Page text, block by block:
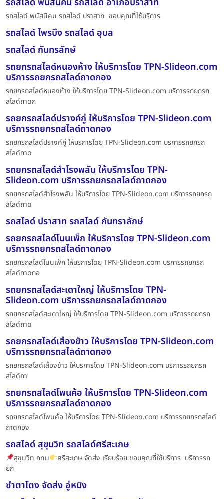
รถสไลด์ พนัสนิคม รถสไลด์ ปราสาท ขอบคุณที่ใช้บริการ
รถสไลด์ ไพรบึง รถสไลด์ อุบล
รถสไลด์ กันทรลักษ์
รถยกรถสไลด์หนองห้าง ให้บริการโดย TPN-Slideon.com
บริการรถยกรถสไลด์ถาดกอง
รถยกรถสไลด์หนองห้าง ให้บริการโดย TPN-Slideon.com บริการรถยกรถ
สไลด์ถาดก
รถยกรถสไลด์ปรางค์กู่ ให้บริการโดย TPN-Slideon.com
บริการรถยกรถสไลด์ถาดกอง
รถยกรถสไลด์ปรางค์กู่ ให้บริการโดย TPN-Slideon.com บริการรถยกรถ
สไลด์ถาด
รถยกรถสไลด์สำโรงพลัน ให้บริการโดย TPN-
Slideon.com บริการรถยกรถสไลด์ถาดกอง
รถยกรถสไลด์สำโรงพลัน ให้บริการโดย TPN-Slideon.com บริการรถยกรถ
สไลด์ถาด
รถสไลด์ ปราสาท รถสไลด์ กันทราลักษ์
รถยกรถสไลด์โนนเพ็ก ให้บริการโดย TPN-Slideon.com
บริการรถยกรถสไลด์ถาดกอง
รถยกรถสไลด์โนนเพ็ก ให้บริการโดย TPN-Slideon.com บริการรถยกรถ
สไลด์ถาดกอ
รถยกรถสไลด์สะเดาใหญ่ ให้บริการโดย TPN-
Slideon.com บริการรถยกรถสไลด์ถาดกอง
รถยกรถสไลด์สะเดาใหญ่ ให้บริการโดย TPN-Slideon.com บริการรถยกรถ
สไลด์ถาด
รถยกรถสไลด์เสื่องข้าว ให้บริการโดย TPN-Slideon.com
บริการรถยกรถสไลด์ถาดกอง
รถยกรถสไลด์เสื่องข้าว ให้บริการโดย TPN-Slideon.com บริการรถยกรถ
สไลด์ถา
รถยกรถสไลด์โพนค้อ ให้บริการโดย TPN-Slideon.com
บริการรถยกรถสไลด์ถาดกอง
รถยกรถสไลด์โพนค้อ ให้บริการโดย TPN-Slideon.com บริการรถยกรถสไลด์
ถาดกอง
รถสไลด์ สุขุมวิท รถสไลด์ศรีสะเกษ
สุขุมวิท กทม
ศรีสะเกษ จัดส่ง เรียบร้อย ขอบคุณที่ใช้บริการ บริการรถ
ยก
ซำตาโตง จัดส่ง อู่หมิง